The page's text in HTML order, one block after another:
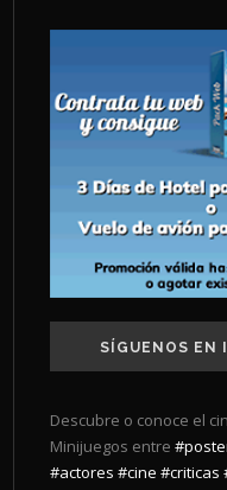
SÍGUENOS EN
Descubre o conoce el
Minijuegos entre
#actores #cine #criticas